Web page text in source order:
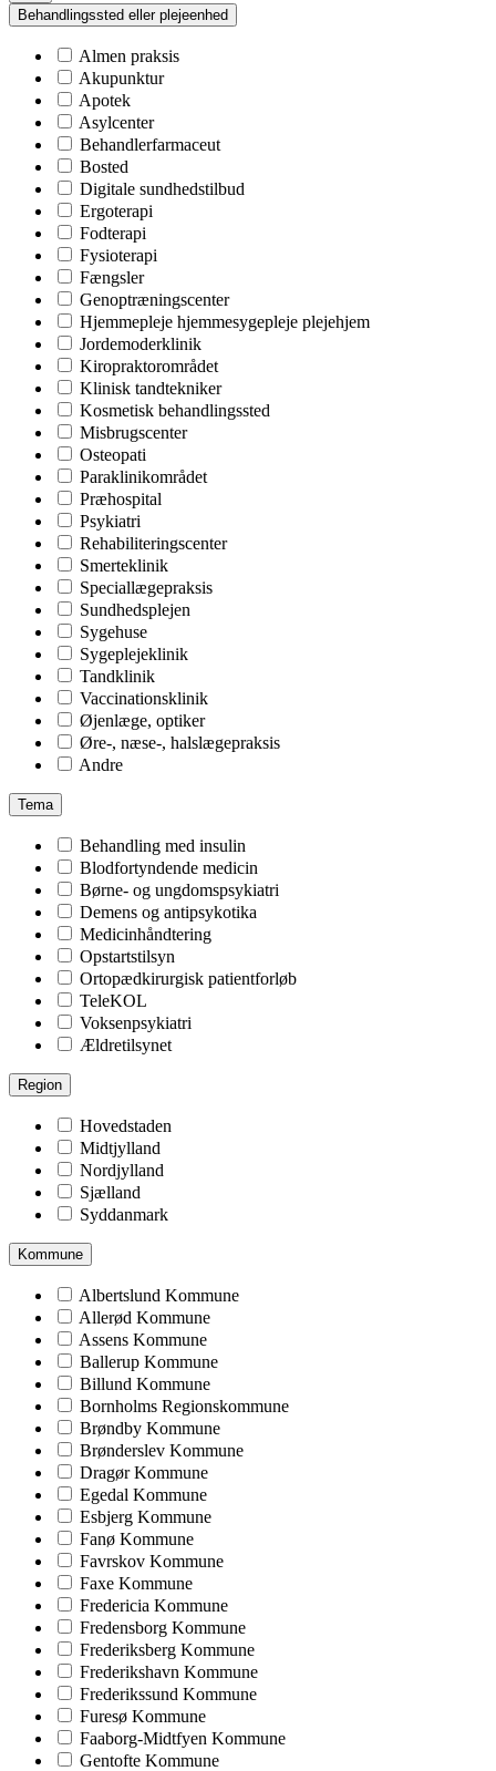
Behandlingssted eller plejeenhed
Almen praksis
Akupunktur
Apotek
Asylcenter
Behandlerfarmaceut
Bosted
Digitale sundhedstilbud
Ergoterapi
Fodterapi
Fysioterapi
Fængsler
Genoptræningscenter
Hjemmepleje hjemmesygepleje plejehjem
Jordemoderklinik
Kiropraktorområdet
Klinisk tandtekniker
Kosmetisk behandlingssted
Misbrugscenter
Osteopati
Paraklinikområdet
Præhospital
Psykiatri
Rehabiliteringscenter
Smerteklinik
Speciallægepraksis
Sundhedsplejen
Sygehuse
Sygeplejeklinik
Tandklinik
Vaccinationsklinik
Øjenlæge, optiker
Øre-, næse-, halslægepraksis
Andre
Tema
Behandling med insulin
Blodfortyndende medicin
Børne- og ungdomspsykiatri
Demens og antipsykotika
Medicinhåndtering
Opstartstilsyn
Ortopædkirurgisk patientforløb
TeleKOL
Voksenpsykiatri
Ældretilsynet
Region
Hovedstaden
Midtjylland
Nordjylland
Sjælland
Syddanmark
Kommune
Albertslund Kommune
Allerød Kommune
Assens Kommune
Ballerup Kommune
Billund Kommune
Bornholms Regionskommune
Brøndby Kommune
Brønderslev Kommune
Dragør Kommune
Egedal Kommune
Esbjerg Kommune
Fanø Kommune
Favrskov Kommune
Faxe Kommune
Fredericia Kommune
Fredensborg Kommune
Frederiksberg Kommune
Frederikshavn Kommune
Frederikssund Kommune
Furesø Kommune
Faaborg-Midtfyen Kommune
Gentofte Kommune